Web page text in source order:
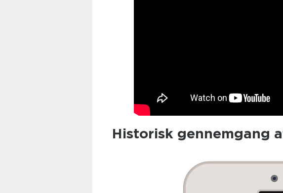
Historisk gennemgang